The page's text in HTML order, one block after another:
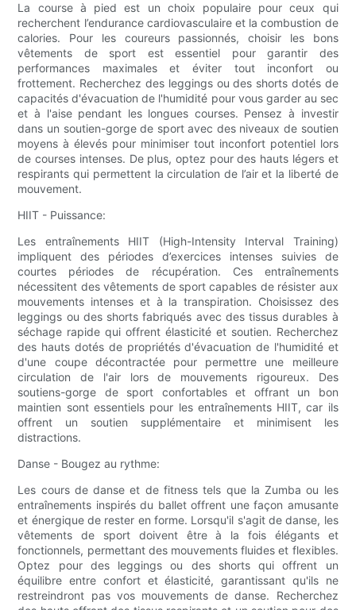
La course à pied est un choix populaire pour ceux qui
recherchent l’endurance cardiovasculaire et la combustion de
calories. Pour les coureurs passionnés, choisir les bons
vêtements de sport est essentiel pour garantir des
performances maximales et éviter tout inconfort ou
frottement. Recherchez des leggings ou des shorts dotés de
capacités d'évacuation de l'humidité pour vous garder au sec
et à l'aise pendant les longues courses. Pensez à investir
dans un soutien-gorge de sport avec des niveaux de soutien
moyens à élevés pour minimiser tout inconfort potentiel lors
de courses intenses. De plus, optez pour des hauts légers et
respirants qui permettent la circulation de l’air et la liberté de
mouvement.
HIIT - Puissance:
Les entraînements HIIT (High-Intensity Interval Training)
impliquent des périodes d’exercices intenses suivies de
courtes périodes de récupération. Ces entraînements
nécessitent des vêtements de sport capables de résister aux
mouvements intenses et à la transpiration. Choisissez des
leggings ou des shorts fabriqués avec des tissus durables à
séchage rapide qui offrent élasticité et soutien. Recherchez
des hauts dotés de propriétés d'évacuation de l'humidité et
d'une coupe décontractée pour permettre une meilleure
circulation de l'air lors de mouvements rigoureux. Des
soutiens-gorge de sport confortables et offrant un bon
maintien sont essentiels pour les entraînements HIIT, car ils
offrent un soutien supplémentaire et minimisent les
distractions.
Danse - Bougez au rythme:
Les cours de danse et de fitness tels que la Zumba ou les
entraînements inspirés du ballet offrent une façon amusante
et énergique de rester en forme. Lorsqu'il s'agit de danse, les
vêtements de sport doivent être à la fois élégants et
fonctionnels, permettant des mouvements fluides et flexibles.
Optez pour des leggings ou des shorts qui offrent un
équilibre entre confort et élasticité, garantissant qu'ils ne
restreindront pas vos mouvements de danse. Recherchez